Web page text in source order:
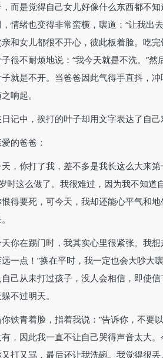
而是觉得自己女儿好像什么东西都不
，情绪也变得非常蛮横，嚷道：“让我出
和女儿都很不开心，彼此板着脸。吃
很不耐烦地说：“我今天就是不洗。”
就是不开。当爸爸因此气得手直抖，
响起。
日记中，挨打的叶子却用文字表达了自
的爸爸：
，你打了我，差不多是我长这么大来
时这么做了。我很难过，因为我不知道
得要死，可今天，我却还能心平气和
你在踢门时，我其实心里很紧张。我
一点！”换在平时，我一定也会大吵大
自己从未打过孩子，没人会相信，即使
不过明天。
你铁青着脸，指着我说：“告诉你，不
，因此我一直不让自己哭得声音太大
打又骂，最后还让我洗碗。我觉得很